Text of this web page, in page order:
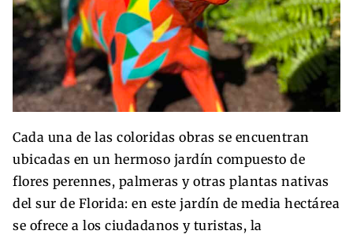
Cada una de las coloridas obras se encuentran
ubicadas en un hermoso jardín compuesto de
flores perennes, palmeras y otras plantas nativas
del sur de Florida: en este jardín de media hectárea
se ofrece a los ciudadanos y turistas, la